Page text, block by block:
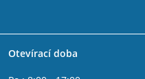
Otevírací doba